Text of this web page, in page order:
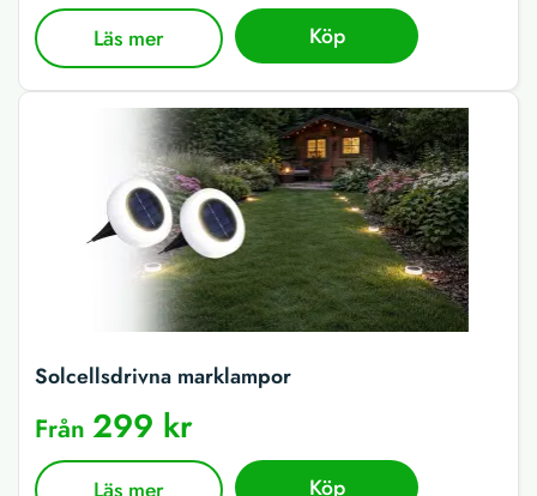
Läs mer Köp
Solcellsdrivna marklampor
Från 299 kr
Köp